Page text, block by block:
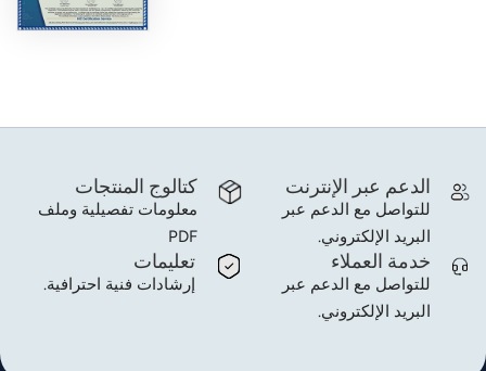
كتالوج المنتجات
معلومات تفصيلية وملف
PDF
الدعم عبر الإنترنت
للتواصل مع الدعم عبر
البريد الإلكتروني.
تعليمات
إرشادات فنية احترافية.
خدمة العملاء
للتواصل مع الدعم عبر
البريد الإلكتروني.